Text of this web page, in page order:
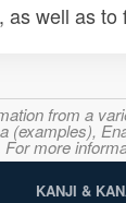
as well as
from a
(examples),
more
KANJI &